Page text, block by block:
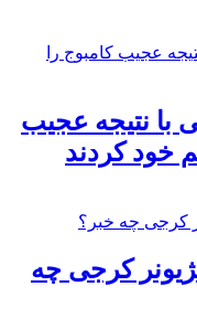
با نتیجه عجیب
خود کردند
کرجی چه